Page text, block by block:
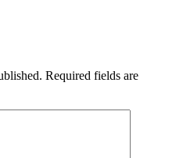
Required fields are